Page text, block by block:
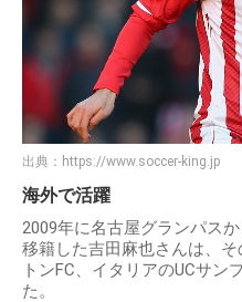
出典： https://www.soccer-king.jp
海外で活躍
2009年に名古屋グランパス
移籍した吉田麻也さんは、
トンFC、イタリアのUCサン
た。